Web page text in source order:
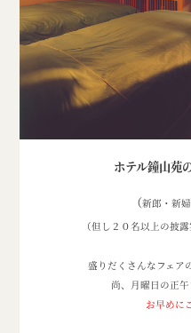
ホテル鐘山苑
（新郎・新
（但し２０名以上の披
盛りだくさんなフェア
尚、月曜日の正
お早めに